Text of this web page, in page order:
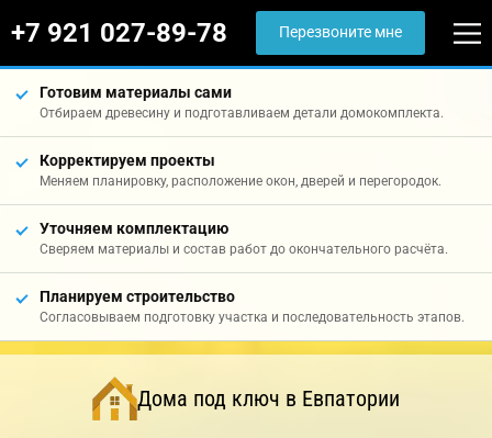
+7 921 027-89-78 Перезвоните мне
Готовим материалы сами
Отбираем древесину и подготавливаем детали домокомплекта.
Корректируем проекты
Меняем планировку, расположение окон, дверей и перегородок.
Уточняем комплектацию
Сверяем материалы и состав работ до окончательного расчёта.
Планируем строительство
Согласовываем подготовку участка и последовательность этапов.
Дома под ключ в Евпатории